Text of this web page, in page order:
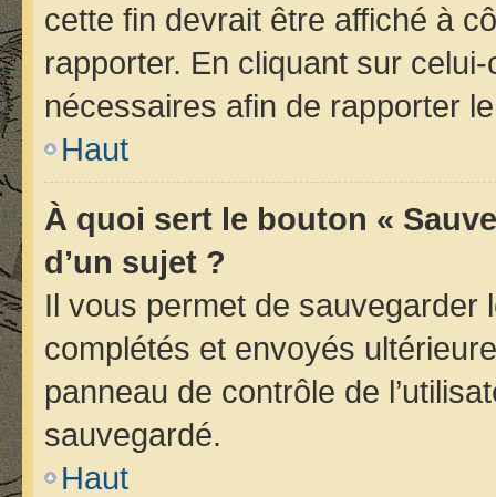
cette fin devrait être affiché à
rapporter. En cliquant sur
nécessaires afin de rapporter
Haut
À quoi sert le bouton «
d’un sujet ?
Il vous permet de sauvegarder
complétés et envoyés
panneau de contrôle de
sauvegardé.
Haut